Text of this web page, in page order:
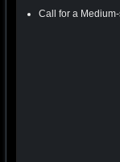
Call for a